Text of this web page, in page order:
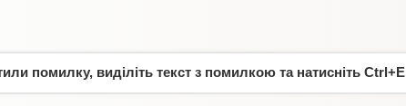
помилку, виділіть текст з помилкою та натисніть